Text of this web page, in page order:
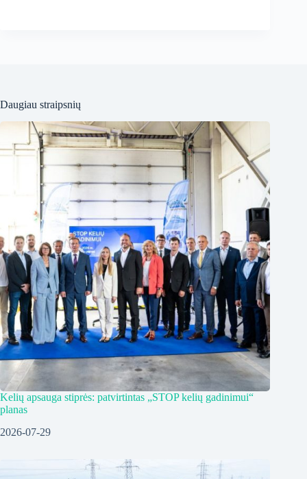
Daugiau straipsnių
Kelių apsauga stiprės: patvirtintas „STOP kelių gadinimui“
planas
2026-07-29